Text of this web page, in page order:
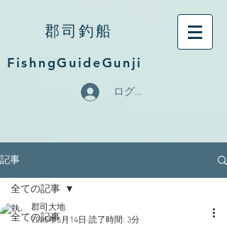
郡司釣船
FishngGuideGunji
ログイン
記事
全ての記事
全ての記事
郡司大地
2025年6月14日 読了時間: 3分